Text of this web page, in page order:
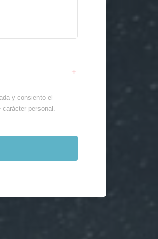
y consiento el
personal.